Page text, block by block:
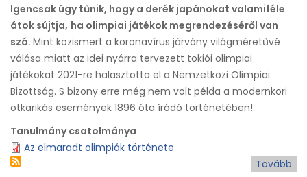
Igencsak úgy tűnik, hogy a derék japánokat valamiféle
átok sújtja, ha olimpiai játékok megrendezéséről van
szó. Mint közismert a koronavírus járvány világméretűvé
válása miatt az idei nyárra tervezett tokiói olimpiai
játékokat 2021-re halasztotta el a Nemzetközi Olimpiai
Bizottság. S bizony erre még nem volt példa a modernkori
ötkarikás események 1896 óta íródó történetében!
Tanulmány csatolmánya
Az elmaradt olimpiák története
Tovább